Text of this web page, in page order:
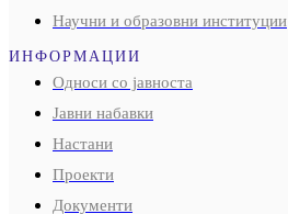
Научни и образовни институции
ИНФОРМАЦИИ
Односи со јавноста
Јавни набавки
Настани
Проекти
Документи